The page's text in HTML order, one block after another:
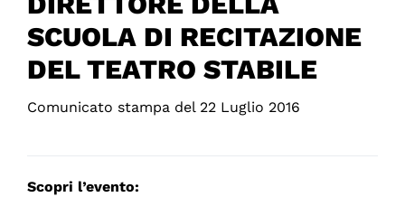
SCUOLA DI RECITAZIONE
DEL TEATRO STABILE
Comunicato stampa del 22 Luglio 2016
Scopri l’evento: